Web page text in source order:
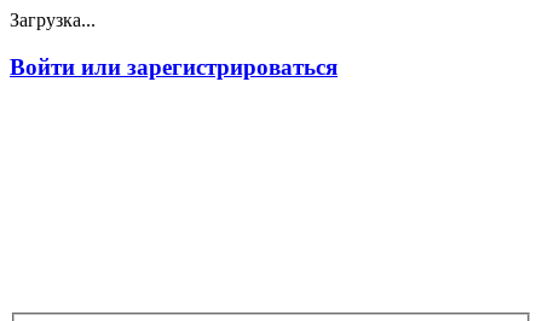
Загрузка...
Войти или зарегистрироваться